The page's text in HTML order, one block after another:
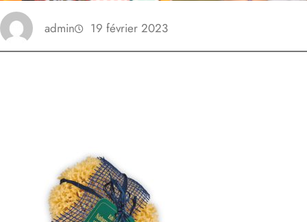
admin 19 février 2023